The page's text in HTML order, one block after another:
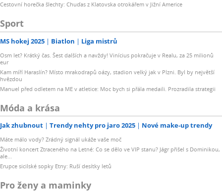
Cestovní horečka šlechty: Chuďas z Klatovska otrokářem v Jižní Americe
Sport
MS hokej 2025 Biatlon Liga mistrů
Osm let? Krátký čas. Šest dalších a navždy! Vinícius pokračuje v Realu, za 25 milionů
eur
Kam míří Haraslín? Místo mrakodrapů oázy, stadion velký jak v Plzni. Byl by největší
hvězdou
Manuel před odletem na ME v atletice: Moc bych si přála medaili. Prozradila strategii
Móda a krása
Jak zhubnout Trendy nehty pro jaro 2025 Nové make-up trendy
Máte málo vody? Zrádný signál ukáže vaše moč
Životní koncert Ztraceného na Letné: Co se dělo ve VIP stanu? Jágr přišel s Dominikou,
ale...
Erupce sicilské sopky Etny: Ruší desítky letů
Pro ženy a maminky